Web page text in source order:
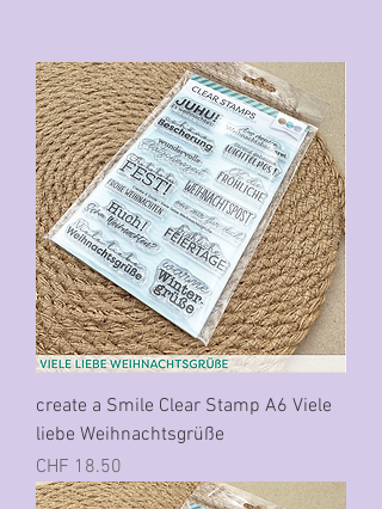
create a Smile Clear Stamp A6 Viele
liebe Weihnachtsgrüße
Preis
CHF 18.50